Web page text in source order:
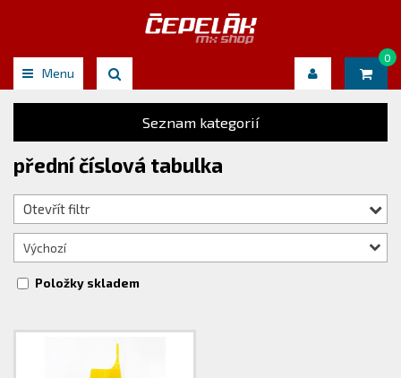
Menu
0
Seznam kategorií
přední číslová tabulka
Otevřít filtr
Výchozí
Položky skladem